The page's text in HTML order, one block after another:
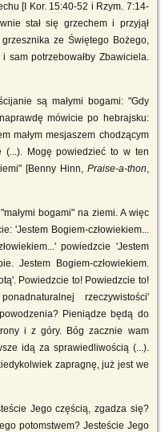
[I Kor. 15:40-52 i Rzym. 7:14-
stał się grzechem i przyjął
ze Świętego Bożego,
sam potrzebowałby Zbawiciela.
są małymi bogami: "Gdy
mówicie po hebrajsku:
małym mesjaszem chodzącym
(...). Mogę powiedzieć to w ten
[Benny Hinn, Praise-a-thon,
bogami" na ziemi. A więc
'Jestem Bogiem-człowiekiem...
powiedzcie 'Jestem
Jestem Bogiem-człowiekiem.
Powiedzcie to! Powiedzcie to!
rzeczywistości'
Pieniądze będą do
i z góry. Bóg zacznie wam
idą za sprawiedliwością (...).
zapragnę, już jest we
Jego częścią, zgadza się?
potomstwem? Jesteście Jego